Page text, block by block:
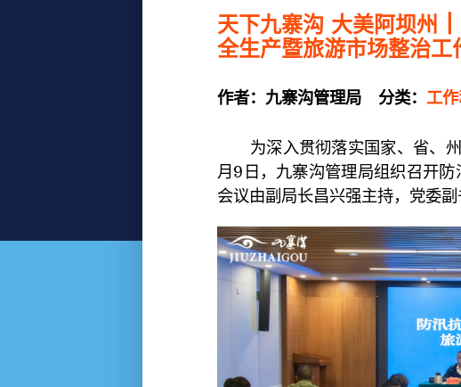
天下九寨沟 大美阿坝州
全生产暨旅游市场整治工
作者： 九寨沟管理局 分类： 工
为深入贯彻落实国家、省、州
月9日，九寨沟管理局组织召开防
会议由副局长昌兴强主持，党委副